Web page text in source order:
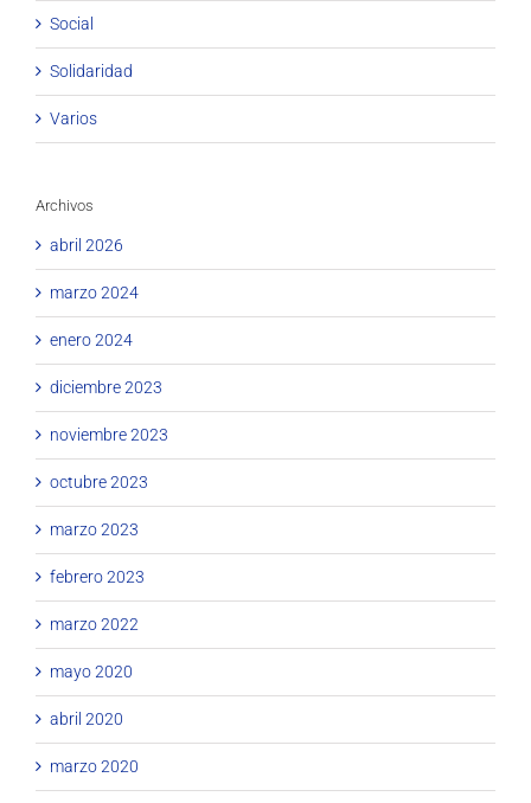
Social
Solidaridad
Varios
Archivos
abril 2026
marzo 2024
enero 2024
diciembre 2023
noviembre 2023
octubre 2023
marzo 2023
febrero 2023
marzo 2022
mayo 2020
abril 2020
marzo 2020